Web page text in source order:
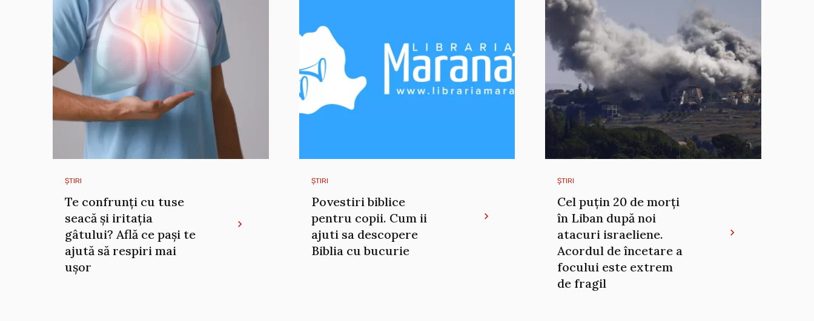
ȘTIRI
Te confrunți cu tuse
seacă și iritația
gâtului? Află ce pași te
ajută să respiri mai
ușor
ȘTIRI
Povestiri biblice
pentru copii. Cum ii
ajuti sa descopere
Biblia cu bucurie
ȘTIRI
Cel puțin 20 de morți
în Liban după noi
atacuri israeliene.
Acordul de încetare a
focului este extrem
de fragil